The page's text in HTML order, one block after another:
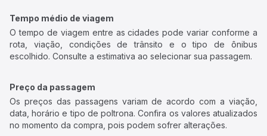
Tempo médio de viagem
O tempo de viagem entre as cidades pode variar conforme a
rota, viação, condições de trânsito e o tipo de ônibus
escolhido. Consulte a estimativa ao selecionar sua passagem.
Preço da passagem
Os preços das passagens variam de acordo com a viação,
data, horário e tipo de poltrona. Confira os valores atualizados
no momento da compra, pois podem sofrer alterações.